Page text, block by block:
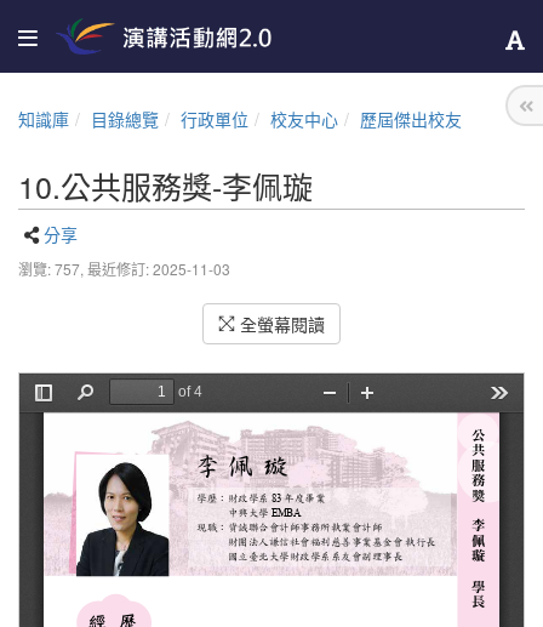
知識庫 目錄總覽 行政單位 校友中心 歷屆傑出校友
10.公共服務獎-李佩璇
分享
瀏覽: 757, 最近修訂: 2025-11-03
全螢幕閱讀